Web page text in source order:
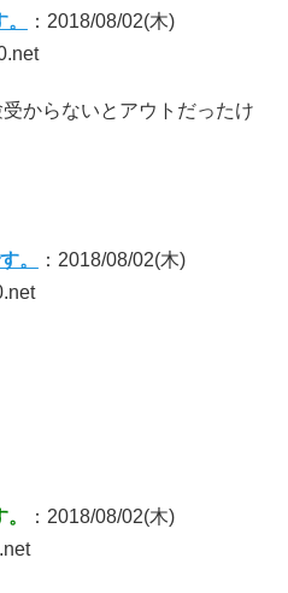
：2018/08/02(木)
からないとアウトだったけ
。
：2018/08/02(木)
：2018/08/02(木)